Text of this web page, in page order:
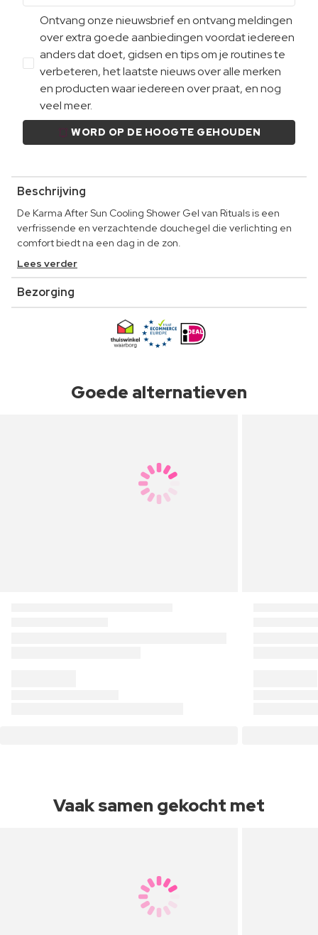
Ontvang onze nieuwsbrief en ontvang meldingen
over extra goede aanbiedingen voordat iedereen
anders dat doet, gidsen en tips om je routines te
verbeteren, het laatste nieuws over alle merken
en producten waar iedereen over praat, en nog
veel meer.
WORD OP DE HOOGTE GEHOUDEN
Beschrijving
De Karma After Sun Cooling Shower Gel van Rituals is een
verfrissende en verzachtende douchegel die verlichting en
comfort biedt na een dag in de zon.
Lees verder
Bezorging
Goede alternatieven
Vaak samen gekocht met